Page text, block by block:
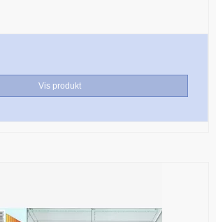
Vis produkt